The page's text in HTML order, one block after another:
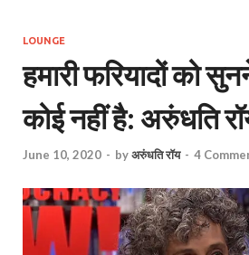
LOUNGE
हमारी फरियादों को
कोई नहीं है: अरुंधति
June 10, 2020 - byअरुंधति रॉय - 4